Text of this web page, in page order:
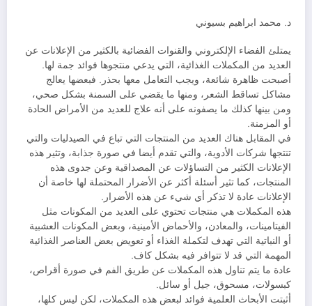
د. محمد ابراهيم بسيوني
يمتلئ الفضاء الإلكتروني والقنوات الفضائية بالكثير من الإعلانات عن
العديد من المكملات الغذائية، التي يدعي منتجوها فوائد جمة لها.
أصبحت ظاهرة شائعة، ويجب التعامل معها بحذر. فبعضها يعالج
مشاكل تساقط الشعر، ومنها ما يقضي على السمنة بشكل صحي،
ومن بينها كذلك ما يصفونه على أنه علاج للعديد من الأمراض الحادة
أو المزمنة.
في المقابل هناك العديد من المنتجات التي تباع في الصيدليات والتي
تنتجها شركات الأدوية، والتي تقدم أيضا في صورة جذابة، وتثير هذه
الإعلانات الكثير من التساؤلات عن المصداقية وعن جدوى هذه
المنتجات، كما تثير أسئلة أكثر عن الأضرار المحتملة لها خاصة أن
الإعلانات عادة لا تذكر أي شيء عن هذه الأضرار.
هذه المكملات هي منتجات تحتوي على العديد من المكونات مثل
الفيتامينات، والمعادن، والأحماض الأمينية، وبعض المكونات العشبية
أو النباتية التي تهدف لتكملة الغذاء أو تعويض بعض العناصر الغذائية
المهمة التي قد لا تتوافر فيه بشكل كاف.
عادة ما يتم تناول هذه المكملات عن طريق الفم في صورة أقراص،
كبسولات، مسحوق، جيل أو سائل.
أثبتت الأبحاث العلمية فوائد لبعض هذه المكملات، لكن ليس كلها،